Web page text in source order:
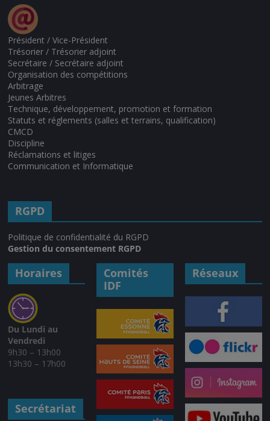
Président / Vice-Président
Trésorier / Trésorier adjoint
Secrétaire / Secrétaire adjoint
Organisation des compétitions
Arbitrage
Jeunes Arbitres
Technique, développement, promotion et formation
Statuts et réglements (salles et terrains, qualification)
CMCD
Discipline
Réclamations et litiges
Communication et Informatique
RGPD
Politique de confidentialité du RGPD
Gestion du consentement RGPD
Horaires
Du Lundi au
Vendredi
9h30 – 13h00
13h30 – 17h00
Secrétariat
Comités
IDF
Réseaux